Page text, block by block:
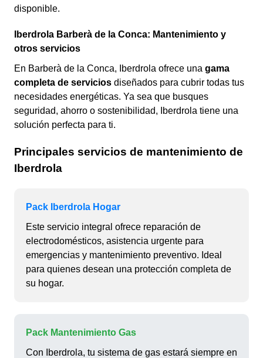
disponible.
Iberdrola Barberà de la Conca: Mantenimiento y
otros servicios
En Barberà de la Conca, Iberdrola ofrece una gama
completa de servicios diseñados para cubrir todas tus
necesidades energéticas. Ya sea que busques
seguridad, ahorro o sostenibilidad, Iberdrola tiene una
solución perfecta para ti.
Principales servicios de mantenimiento de
Iberdrola
Pack Iberdrola Hogar
Este servicio integral ofrece reparación de
electrodomésticos, asistencia urgente para
emergencias y mantenimiento preventivo. Ideal
para quienes desean una protección completa de
su hogar.
Pack Mantenimiento Gas
Con Iberdrola, tu sistema de gas estará siempre en